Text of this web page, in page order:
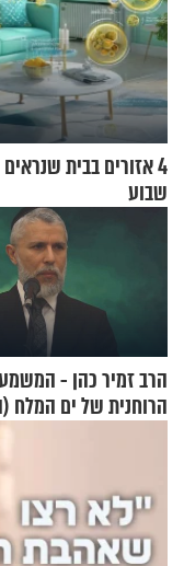
4 אזורים בבית
שבוע
הרב זמיר כהן -
הרוחנית של ים המלח